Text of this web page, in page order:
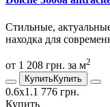
Стильные,
находка для
от 1 208 грн. за м2
КупитьКупить
0.6х1.1 776 грн.
Купить